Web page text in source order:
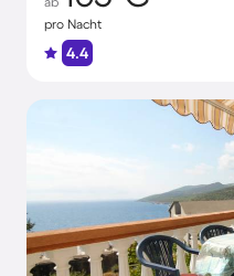
pro Nacht
4.4